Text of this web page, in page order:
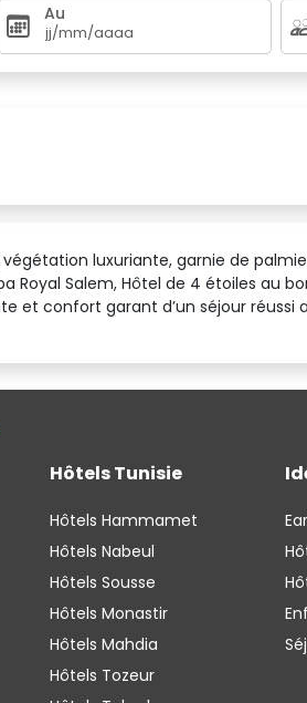
Au
luxuriante, garnie de
Royal Salem, Hôtel de 4 étoiles au
et confort garant d’un séjour réussi
Hôtels Tunisie
Hôtels Hammamet
Hôtels Nabeul
Hôtels Sousse
Hôtels Monastir
Hôtels Mahdia
Hôtels Tozeur